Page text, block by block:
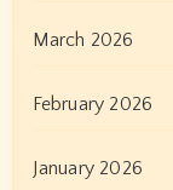
March 2026
February 2026
January 2026